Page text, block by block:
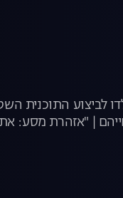
לביצוע התוכנית
| "אזהרת מסע: